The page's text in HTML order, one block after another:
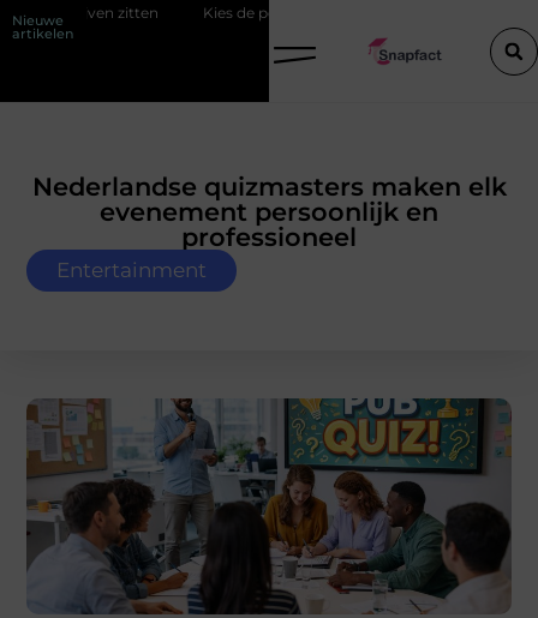
Nieuwe
artikelen
zitten Kies de perfecte tussenjas voor heren
Nederlandse quizmasters maken elk
evenement persoonlijk en
professioneel
Entertainment